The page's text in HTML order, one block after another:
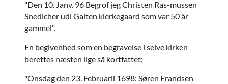
"Den 10. Janv. 96 Begrof jeg Christen Ras-mussen
Snedicher udi Galten kierkegaard som var 50 år
gammel".
En begivenhed som en begravelse i selve kirken
berettes næsten lige så kortfattet:
"Onsdag den 23. Februarii 1698: Søren Frandsen